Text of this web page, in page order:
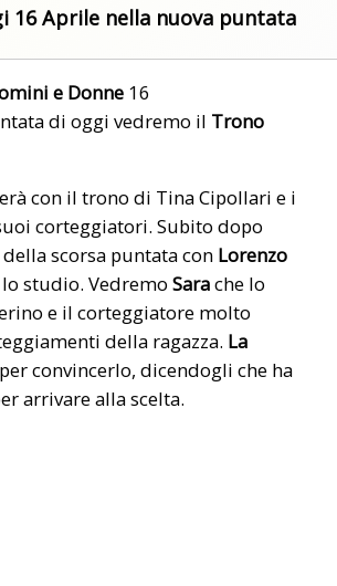
16 Aprile nella nuova puntata
e Donne 16
di oggi vedremo il Trono
con il trono di Tina Cipollari e i
corteggiatori. Subito dopo
scorsa puntata con Lorenzo
lo studio. VedremoSarache lo
e il corteggiatore molto
della ragazza. La
convincerlo, dicendogli che ha
arrivare alla scelta.